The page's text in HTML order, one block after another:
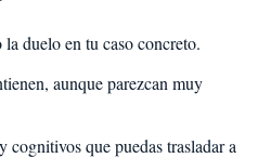
duelo en tu caso concreto.
aunque parezcan muy
cognitivos que puedas trasladar a